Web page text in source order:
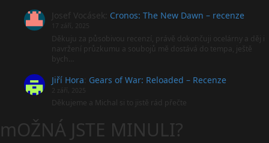
Josef Vocásek Cronos: The New Dawn – recenze
17 září, 2025
Děkuju za působivou recenzí, právě dokončuji ocelárny a děj i
navržení průzkumu a soubojů mě dostává do tempa, ještě
bych…
Jiří Hora Gears of War: Reloaded – Recenze
2 září, 2025
Děkujeme a Michal si to jistě rád přečte
mOŽNÁ JSTE MINULI?